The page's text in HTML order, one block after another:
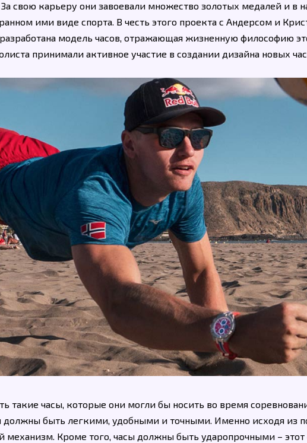
свою карьеру они завоевали множество золотых медалей и в
ими виде спорта. В честь этого проекта с Андерсом и
модель часов, отражающая жизненную философию
принимали активное участие в создании дизайна новых
такие часы, которые они могли бы носить во время
должны быть легкими, удобными и точными. Именно исходя из
Кроме того, часы должны быть ударопрочными – этот